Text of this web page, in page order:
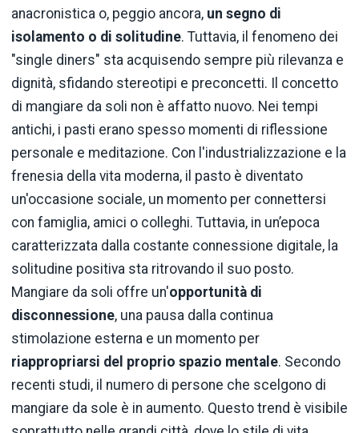
anacronistica o, peggio ancora, un segno di
isolamento o di solitudine. Tuttavia, il fenomeno dei
"single diners" sta acquisendo sempre più rilevanza e
dignità, sfidando stereotipi e preconcetti. Il concetto
di mangiare da soli non è affatto nuovo. Nei tempi
antichi, i pasti erano spesso momenti di riflessione
personale e meditazione. Con l'industrializzazione e la
frenesia della vita moderna, il pasto è diventato
un'occasione sociale, un momento per connettersi
con famiglia, amici o colleghi. Tuttavia, in un’epoca
caratterizzata dalla costante connessione digitale, la
solitudine positiva sta ritrovando il suo posto.
Mangiare da soli offre un'opportunità di
disconnessione, una pausa dalla continua
stimolazione esterna e un momento per
riappropriarsi del proprio spazio mentale. Secondo
recenti studi, il numero di persone che scelgono di
mangiare da sole è in aumento. Questo trend è visibile